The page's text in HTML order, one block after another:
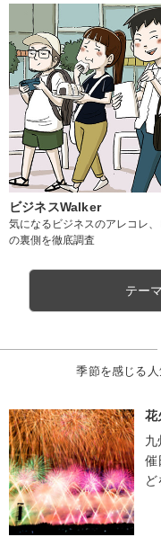
ビジネスWalker
気になるビジネスのアレコレ、
の裏側を徹底調査
テー
季節を感じる
花
九
催
ど